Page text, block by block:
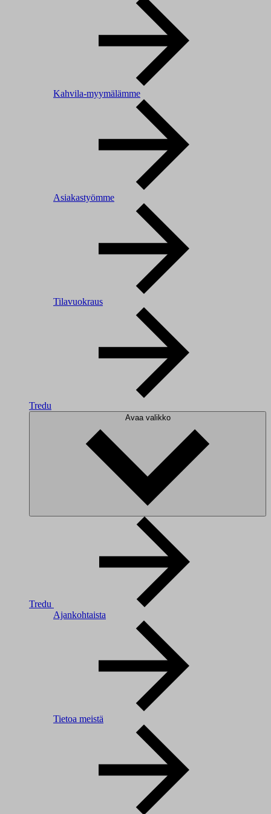
Kahvila-myymälämme
Asiakastyömme
Tilavuokraus
Tredu
Avaa valikko
Tredu
Ajankohtaista
Tietoa meistä